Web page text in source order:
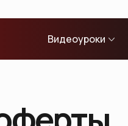
Видеоуроки